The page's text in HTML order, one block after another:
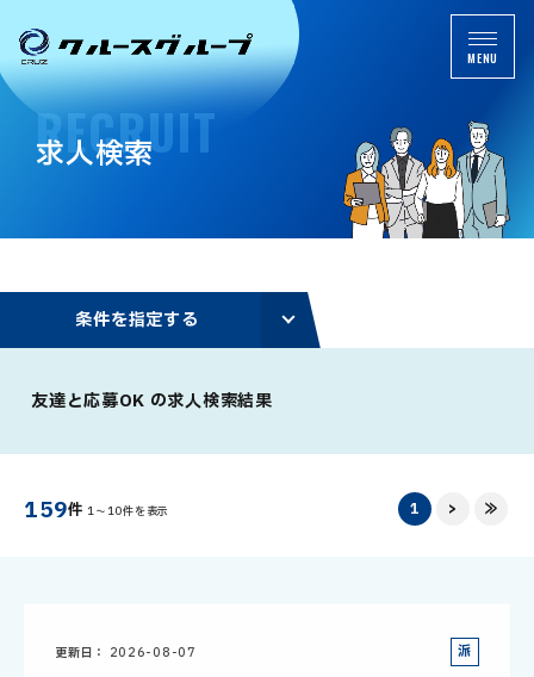
MENU
求人検索
RECRUIT
条件を指定する
友達と応募OK の求人検索結果
159件 1～10件を表示 1 > ≫
更新日 2026-08-07
派